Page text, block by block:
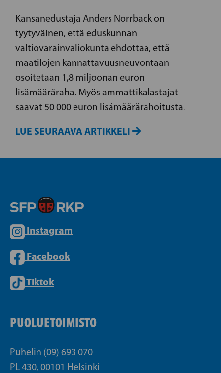
Kansanedustaja Anders Norrback on
tyytyväinen, että eduskunnan
valtiovarainvaliokunta ehdottaa, että
maatilojen kannattavuusneuvontaan
osoitetaan 1,8 miljoonan euron
lisämääräraha. Myös ammattikalastajat
saavat 50 000 euron lisämäärärahoitusta.
LUE SEURAAVA ARTIKKELI
Instagram
Facebook
Tiktok
PUOLUETOIMISTO
Puhelin (09) 693 070
PL 430, 00101 Helsinki